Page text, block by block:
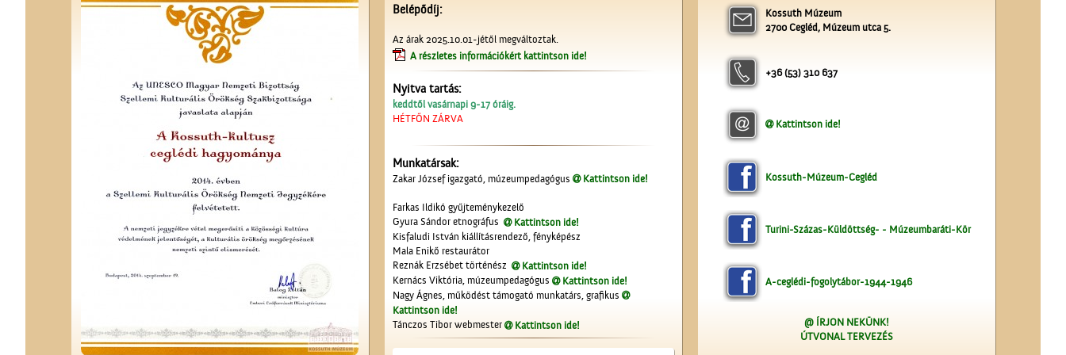
Kereszt a Seregélyesben
Belépődíj:
Az árak 2025.10.01-jétől megváltoztak.
A részletes információkért kattintson ide!
Nyitva tartás:
keddtől vasárnapi 9-17 óráig.
HÉTFŐN ZÁRVA
Munkatársak:
Zakar József igazgató, múzeumpedagógus Kattintson ide!
Farkas Ildikó gyűjteménykezelő
Gyura Sándor etnográfus
Kattintson ide!
Kisfaludi István kiállításrendező, fényképész
Mala Enikő restaurátor
Reznák Erzsébet történész
Kattintson ide!
Kernács Viktória, múzeumpedagógus
Kattintson ide!
Nagy Ágnes, működést támogató munkatárs, grafikus
Kattintson ide!
Tánczos Tibor webmester
Kattintson ide!
Kossuth Múzeum
2700 Cegléd, Múzeum utca 5.
+36 (53) 310 637
Kattintson ide!
Kossuth-Múzeum-Cegléd
Turini-Százas-Küldöttség- - Múzeumbaráti-Kör
A-ceglédi-fogolytábor-1944-1946
@ ÍRJON NEKÜNK!
ÚTVONAL TERVEZÉS